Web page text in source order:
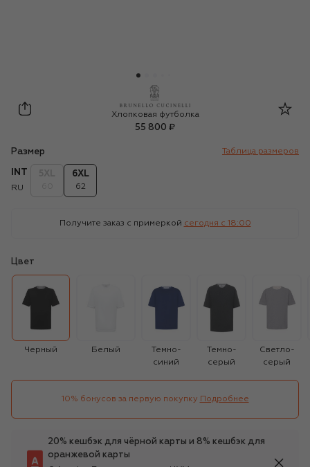
Brunello Cucinelli
Хлопковая футболка
55 800 ₽
Размер Таблица размеров
INT
RU
6XL
62
Получите заказ с примеркой сегодня c 18:00
Цвет
Черный Белый
Темно-
синий
Темно-
серый
Светло-
серый
10% бонусов за первую покупку Подробнее
20% кешбэк для чёрной карты и 8% кешбэк для
оранжевой карты